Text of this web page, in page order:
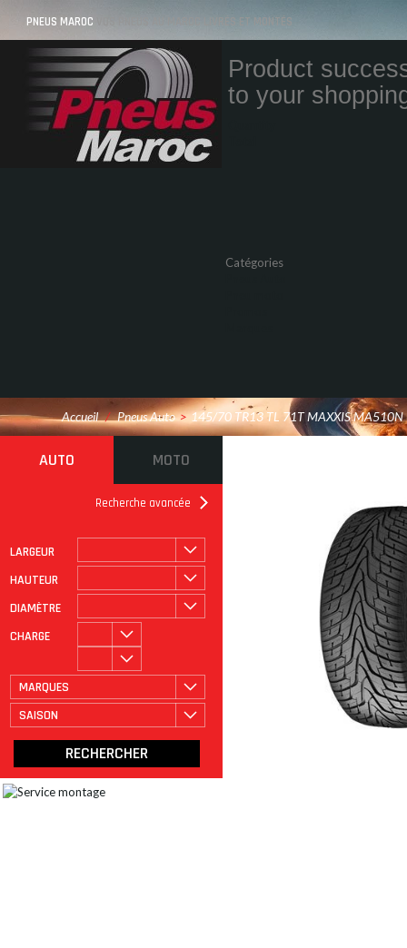
PNEUS MAROC VOS PNEUS AU MAROC LIVRÉS ET MONTÉS
Product
to your
Catégories
Accueil / Pneus Auto > 145/70 TR13 TL 71T MAXXIS MA510N
AUTO MOTO
Recherche avancée
LARGEUR
HAUTEUR
DIAMÈTRE
CHARGE
MARQUES
SAISON
ROULAGE À PLAT